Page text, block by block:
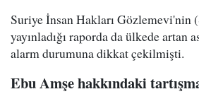
Suriye İnsan Hakları Gözlemevi'nin
yayınladığı raporda da ülkede artan
alarm durumuna dikkat çekilmişti.
Ebu Amşe hakkındaki